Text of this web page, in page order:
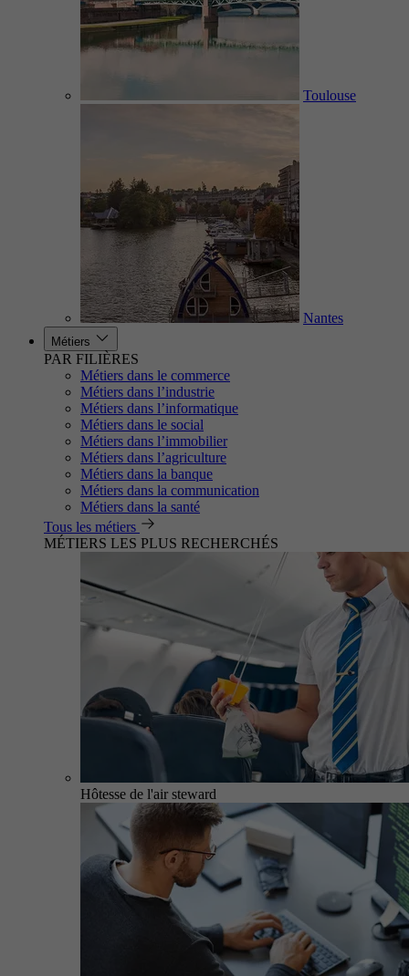
Toulouse
Nantes
Métiers
PAR FILIÈRES
Métiers dans le commerce
Métiers dans l’industrie
Métiers dans l’informatique
Métiers dans le social
Métiers dans l’immobilier
Métiers dans l’agriculture
Métiers dans la banque
Métiers dans la communication
Métiers dans la santé
Tous les métiers
MÉTIERS LES PLUS RECHERCHÉS
Hôtesse de l'air steward